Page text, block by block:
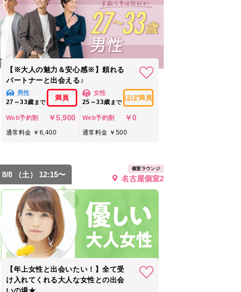
【※大人の魅力＆安心感※】頼れる
パートナーと出会える♪
男性
27～33歳 まで
満員
Web予約割 ￥5,900
通常料金 ￥6,400
女性
25～33歳 まで
ほぼ満員
Web予約割 ￥0
通常料金 ￥500
8/8 （土） 12:15〜
個室ラウンジ
名古屋個室2
【年上女性と出会いたい！】全て受
け入れてくれる大人な女性との出会
いの場★